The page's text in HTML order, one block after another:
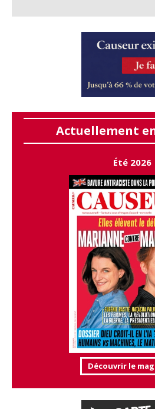
Actuellement
Été 2026
Découvrir le